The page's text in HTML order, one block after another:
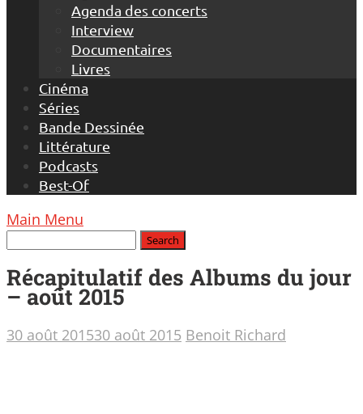
Agenda des concerts
Interview
Documentaires
Livres
Cinéma
Séries
Bande Dessinée
Littérature
Podcasts
Best-Of
Main Menu
Récapitulatif des Albums du jour
– août 2015
30 août 201530 août 2015 Benoit Richard